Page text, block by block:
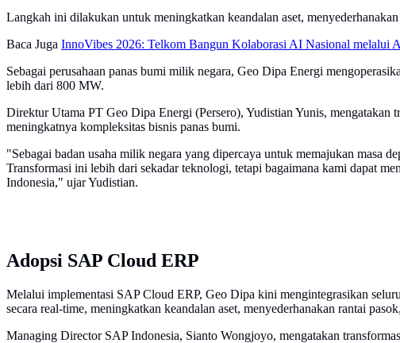
Langkah ini dilakukan untuk meningkatkan keandalan aset,
Baca Juga InnoVibes 2026: Telkom Bangun Kolaborasi AI Nasional melalui
Sebagai perusahaan panas bumi milik negara, Geo Dipa Energi
lebih dari 800 MW.
Direktur Utama PT Geo Dipa Energi (Persero), Yudistian Yunis, mengatakan
meningkatnya kompleksitas bisnis panas bumi.
"Sebagai badan usaha milik negara yang dipercaya untuk memajukan masa
Transformasi ini lebih dari sekadar teknologi, tetapi bagaimana kami dapat
Indonesia," ujar Yudistian.
Adopsi SAP Cloud ERP
Melalui implementasi SAP Cloud ERP, Geo Dipa kini mengintegrasikan
secara real-time, meningkatkan keandalan aset, menyederhanakan rantai
Managing Director SAP Indonesia, Sianto Wongjoyo, mengatakan